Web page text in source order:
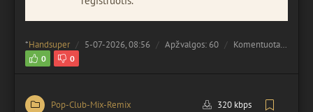
*Handsuper 5-07-2026, 08:56 Apžvalgos: 60 Komentuota: 0
0 0
Pop-Club-Mix-Remix 320 kbps